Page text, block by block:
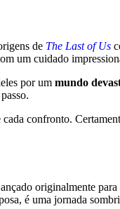
de The Last of Us
um cuidado
por um mundo
confronto.
originalmente para
é uma jornada